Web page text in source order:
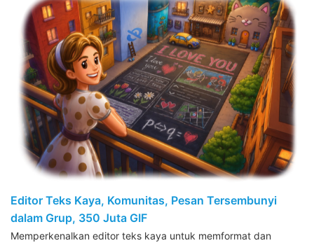
Editor Teks Kaya, Komunitas, Pesan Tersembunyi
dalam Grup, 350 Juta GIF
Memperkenalkan editor teks kaya untuk memformat dan